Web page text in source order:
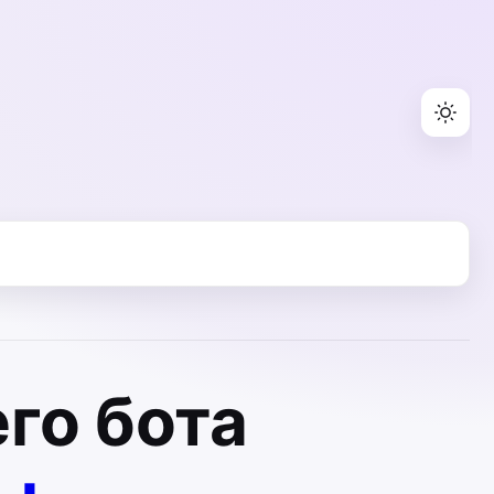
бота